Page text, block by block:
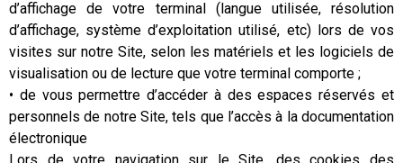
d’affichage de votre terminal (langue utilisée, résolution
d’affichage, système d’exploitation utilisé, etc) lors de vos
visites sur notre Site, selon les matériels et les logiciels de
visualisation ou de lecture que votre terminal comporte ;
• de vous permettre d’accéder à des espaces réservés et
personnels de notre Site, tels que l’accès à la documentation
électronique